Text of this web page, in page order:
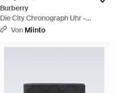
Burberry
Die City Chronograph Uhr -
Mettallic
Von Miinto